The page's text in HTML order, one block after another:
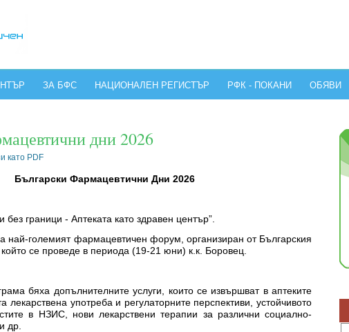
ЗА БФС НАЦИОНАЛЕН РЕГИСТЪР РФК - ПОКАНИ ОБЯВИ
дни 2026
като PDF
Български Фармацевтични Дни 2026
без граници - Аптеката като здравен център”.
най-големият фармацевтичен форум, организиран от Българския
се проведе в периода (19-21 юни) к.к. Боровец.
бяха допълнителните услуги, които се извършват в аптеките
лекарствена употреба и регулаторните перспективи, устойчивото
в НЗИС, нови лекарствени терапии за различни социално-
др.